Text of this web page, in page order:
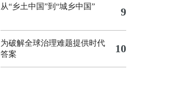
从“乡土中国”到“城乡中国” 9
为破解全球治理难题提供时代
答案
10